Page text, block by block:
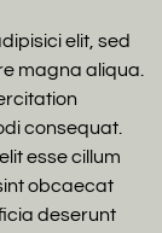
elit, sed
magna aliqua.
consequat.
esse cillum
obcaecat
deserunt